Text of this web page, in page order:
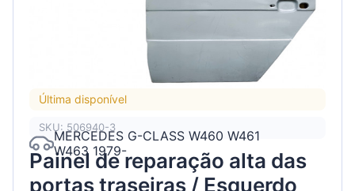
Última disponível
SKU: 506940-3
MERCEDES G-CLASS W460 W461
W463 1979-
Painel de reparação alta das
portas traseiras / Esquerdo